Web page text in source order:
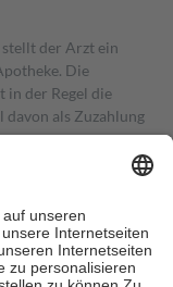
der Arzt ein
Die
in der Regel die
davon als Zuzahlung
Höhe von zehn
als die tatsächlichen
Apotheken.
beträgt die